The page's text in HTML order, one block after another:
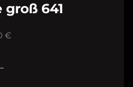
641
€